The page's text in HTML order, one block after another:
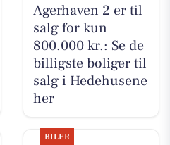
Agerhaven 2 er til
salg for kun
800.000 kr.: Se de
billigste boliger til
salg i Hedehusene
her
BILER